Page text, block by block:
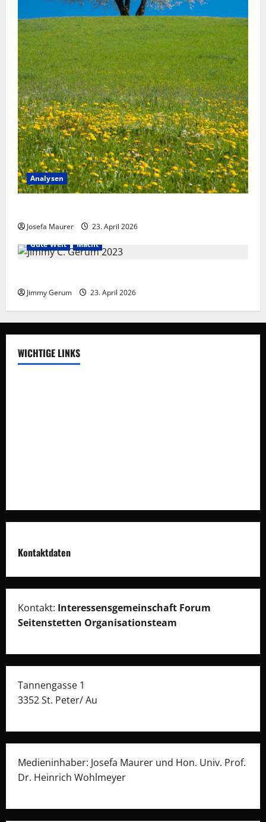
Analysen
Josefa Maurer
23. April 2026
Gute Welt
Macht
Jimmy Gerum 23. April 2026
WICHTIGE LINKS
Kontaktdaten
Kontakt: Interessensgemeinschaft Forum
Seitenstetten Organisationsteam
Tannengasse 1
3352 St. Peter/ Au
Medieninhaber: Josefa Maurer und Hon. Univ. Prof.
Dr. Heinrich Wohlmeyer